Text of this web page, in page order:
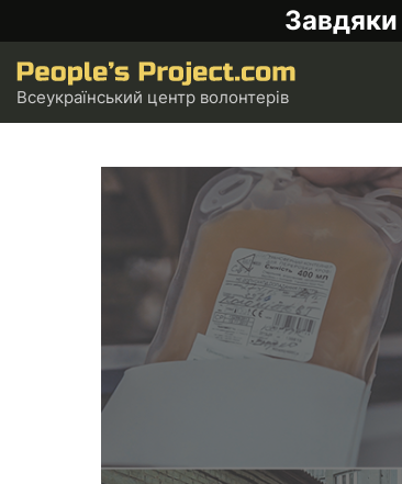
Завдяки
Всеукраїнський центр волонтерів